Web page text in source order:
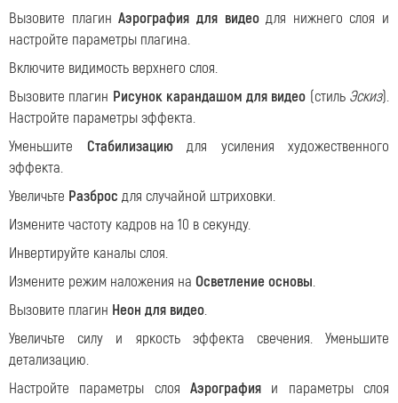
Вызовите плагинАэрография для видеодля нижнего слоя и
настройте параметры плагина.
Включите видимость верхнего слоя.
Вызовите плагин Рисунок карандашом для видео (стиль Эскиз).
Настройте параметры эффекта.
Уменьшите Стабилизациюдля усиления художественного
эффекта.
Увеличьте Разброс для случайной штриховки.
Измените частоту кадров на 10 в секунду.
Инвертируйте каналы слоя.
Измените режим наложения на Осветление основы.
Вызовите плагин Неон для видео.
Увеличьте силу и яркость эффекта свечения. Уменьшите
детализацию.
Настройте параметры слоя Аэрография и параметры слоя